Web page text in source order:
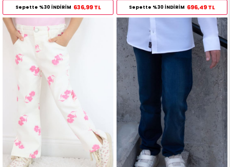
Sepette %30 İNDİRİM 636,99 TL Sepette %30 İNDİRİM 696,49 TL